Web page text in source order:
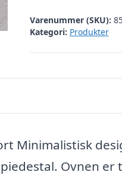
Varenummer (SKU):
Kategori: Produkter
Minimalistisk
Ovnen er